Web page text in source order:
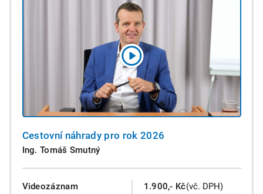
Cestovní náhrady pro rok 2026
Ing. Tomáš Smutný
Videozáznam
1.900,- Kč(vč. DPH)